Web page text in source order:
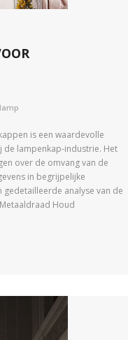
is een waardevolle
lampenkap-industrie. Het
over de omvang van de
in begrijpelijke
analyse van de
Houd